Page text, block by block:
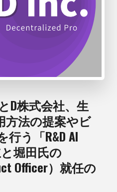
D株式会社、生
方法の提案やビ
う「R&D AI
堀田氏の
Officer）就任の